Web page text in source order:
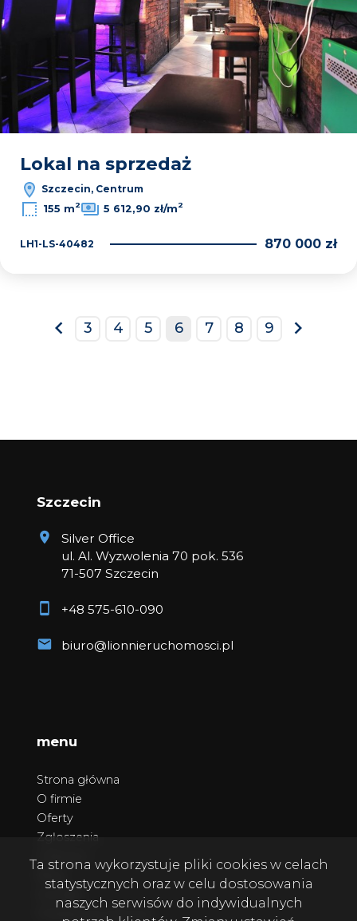
Lokal na sprzedaż
Szczecin, Centrum
155 m2 5 612,90 zł/m2
LH1-LS-40482 870 000 zł
prev
3 4 5 6 7 8 9
next
Szczecin
Silver Office
ul. Al. Wyzwolenia 70 pok. 536
71-507 Szczecin
+48 575-610-090
biuro@lionnieruchomosci.pl
menu
Strona główna
O firmie
Oferty
Zgłoszenia
Kontakt
Polityka prywatności
Ta strona wykorzystuje pliki cookies w celach
statystycznych oraz w celu dostosowania
naszych serwisów do indywidualnych